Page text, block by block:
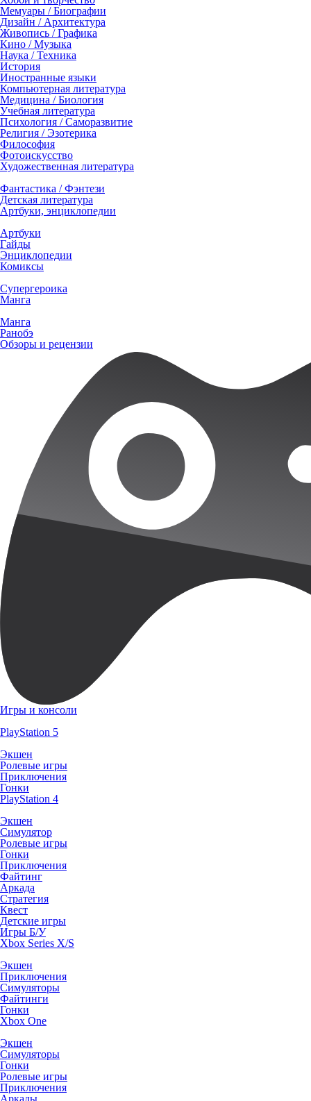
Мемуары / Биографии
Дизайн / Архитектура
Живопись / Графика
Кино / Музыка
Наука / Техника
История
Иностранные языки
Компьютерная литература
Медицина / Биология
Учебная литература
Психология / Саморазвитие
Религия / Эзотерика
Философия
Фотоискусство
Художественная литература
Фантастика / Фэнтези
Детская литература
Артбуки, энциклопедии
Артбуки
Гайды
Энциклопедии
Комиксы
Супергероика
Манга
Манга
Ранобэ
Обзоры и рецензии
Игры и консоли
PlayStation 5
Экшен
Ролевые игры
Приключения
Гонки
PlayStation 4
Экшен
Симулятор
Ролевые игры
Гонки
Приключения
Файтинг
Аркада
Стратегия
Квест
Детские игры
Игры Б/У
Xbox Series X/S
Экшен
Приключения
Симуляторы
Файтинги
Гонки
Xbox One
Экшен
Симуляторы
Гонки
Ролевые игры
Приключения
Аркады